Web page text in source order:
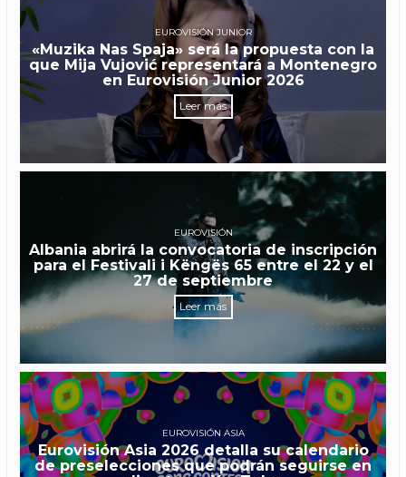
EUROVISIÓN JUNIOR
«Muzika Nas Spaja» será la propuesta con la
que Mija Vujović representará a Montenegro
en Eurovisión Junior 2026
Leer más
EUROVISIÓN
Albania abrirá la convocatoria de inscripción
para el Festivali i Këngës 65 entre el 22 y el
27 de septiembre
Leer más
EUROVISIÓN ASIA
Eurovisión Asia 2026 detalla su calendario
de preselecciones que podrán seguirse en